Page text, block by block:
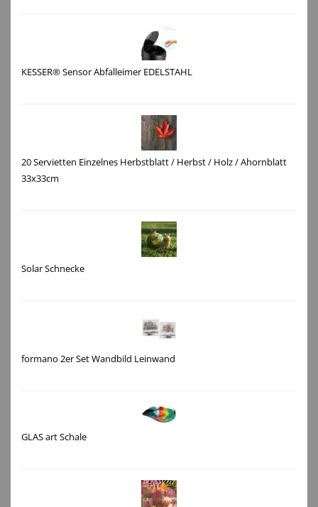
KESSER® Sensor Abfalleimer EDELSTAHL
20 Servietten Einzelnes Herbstblatt / Herbst / Holz / Ahornblatt
33x33cm
Solar Schnecke
formano 2er Set Wandbild Leinwand
GLAS art Schale